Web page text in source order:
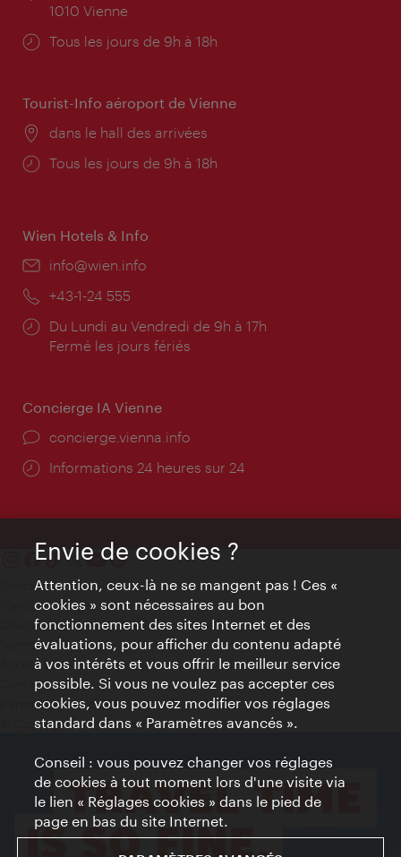
1010 Vienne
Horaires
Tous les jours de 9h à 18h
Tourist-Info aéroport de Vienne
Lieu:
dans le hall des arrivées
Horaires
Tous les jours de 9h à 18h
Wien Hotels & Info
E-
info@wien.info
Téléphone:
+43-1-24 555
Horaires
d'ouverture:
Du Lundi au Vendredi de 9h à 17h
Fermé les jours fériés
Concierge IA Vienne
Ort:
concierge.vienna.info
Öffnungszeiten:
Informations 24 heures sur 24
Contact
Mentions obligatoires
Charte sur le respect de la vie privée
Terms of Use
Accessibilité
Contact presse
Paramètres de cookies
© Copyright WienTourismus
Envie de cookies ?
Attention, ceux-là ne se mangent pas ! Ces «
cookies » sont nécessaires au bon
fonctionnement des sites Internet et des
évaluations, pour afficher du contenu adapté
à vos intérêts et vous offrir le meilleur service
possible. Si vous ne voulez pas accepter ces
cookies, vous pouvez modifier vos réglages
standard dans « Paramètres avancés ».
Conseil : vous pouvez changer vos réglages
de cookies à tout moment lors d'une visite via
le lien « Réglages cookies » dans le pied de
page en bas du site Internet.